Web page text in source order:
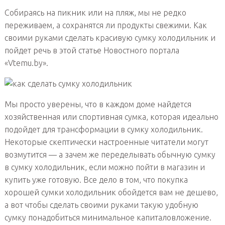
Собираясь на пикник или на пляж, мы не редко
переживаем, а сохранятся ли продукты свежими. Как
своими руками сделать красивую сумку холодильник и
пойдет речь в этой статье Новостного портала
«Vtemu.by».
Мы просто уверены, что в каждом доме найдется
хозяйственная или спортивная сумка, которая идеально
подойдет для трансформации в сумку холодильник.
Некоторые скептически настроенные читатели могут
возмутится — а зачем же переделывать обычную сумку
в сумку холодильник, если можно пойти в магазин и
купить уже готовую. Все дело в том, что покупка
хорошей сумки холодильник обойдется вам не дешево,
а вот чтобы сделать своими руками такую удобную
сумку понадобиться минимальное капиталовложение.